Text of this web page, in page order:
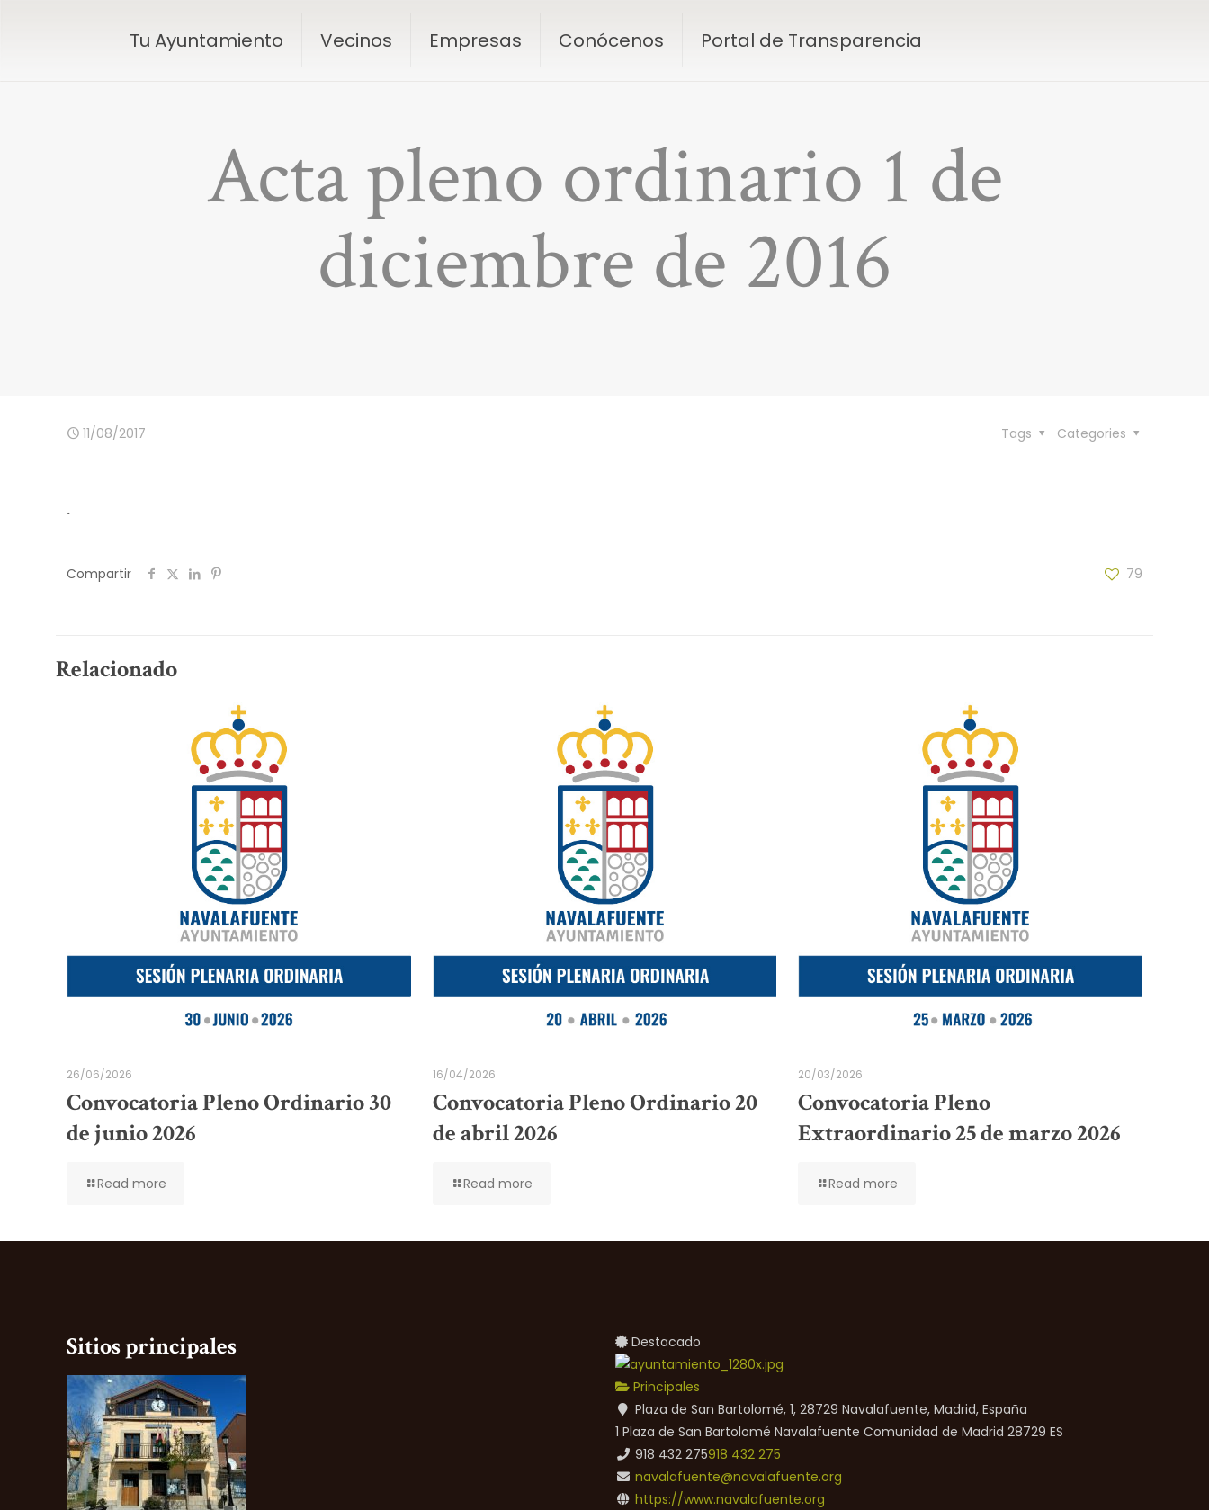
Tu Ayuntamiento Vecinos Empresas Conócenos Portal de Transparencia
Acta pleno ordinario 1 de
diciembre de 2016
11/08/2017 Categories
Tags
.
Compartir 79
Relacionado
26/06/2026
Convocatoria Pleno Ordinario 30
de junio 2026
Read more
16/04/2026
Convocatoria Pleno Ordinario 20
de abril 2026
Read more
20/03/2026
Convocatoria Pleno
Extraordinario 25 de marzo 2026
Read more
Sitios principales Destacado
Principales
Plaza de San Bartolomé, 1, 28729 Navalafuente, Madrid, España
1 Plaza de San Bartolomé Navalafuente Comunidad de Madrid 28729 ES
918 432 275918 432 275
navalafuente@navalafuente.org
https://www.navalafuente.org